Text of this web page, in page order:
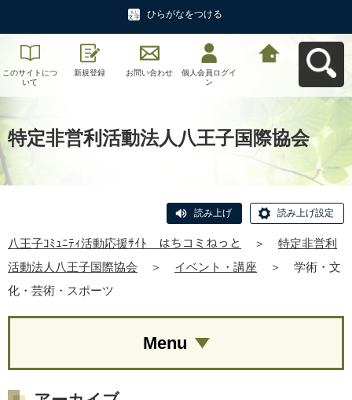
ひらがなをつける
このサイトにつ
いて
新規登録 お問い合わせ
個人会員ログイ
ン
特定非営利活動法人八王子国際協会
読み上げ 読み上げ設定
八王子ｺﾐｭﾆﾃｨ活動応援ｻｲﾄ はちコミねっと ＞
特定非営利
活動法人八王子国際協会
＞ イベント・講座 ＞
学術・文
化・芸術・スポーツ
Menu